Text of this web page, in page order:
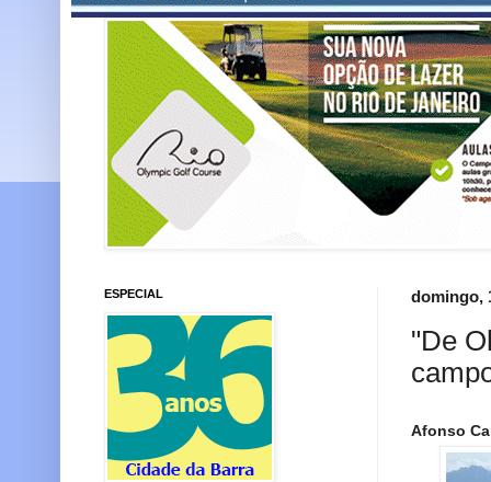
domingo,
"De
Afonso
ESPECIAL